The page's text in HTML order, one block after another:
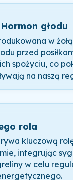
głodu
w
przed
spożyciu, co
na naszą
rola
kluczową
integrując
w celu